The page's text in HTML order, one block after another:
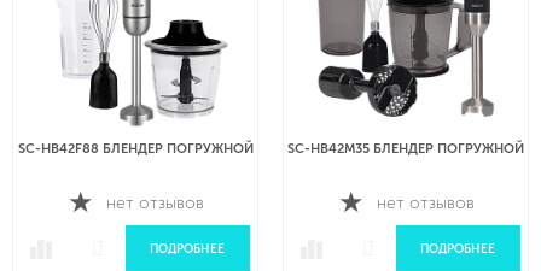
SC-HB42F88 БЛЕНДЕР ПОГРУЖНОЙ
нет отзывов
ПОДРОБНЕЕ
SC-HB42M35 БЛЕНДЕР ПОГРУЖНОЙ
нет отзывов
ПОДРОБНЕЕ